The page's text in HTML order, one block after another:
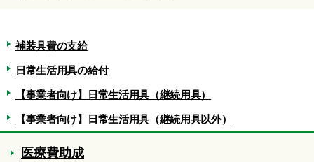
補装具費の支給
日常生活用具の給付
【事業者向け】日常生活用具（継続用具）
【事業者向け】日常生活用具（継続用具以外）
医療費助成